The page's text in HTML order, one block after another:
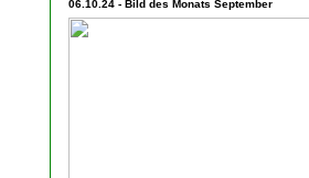
06.10.24 - Bild des Monats September